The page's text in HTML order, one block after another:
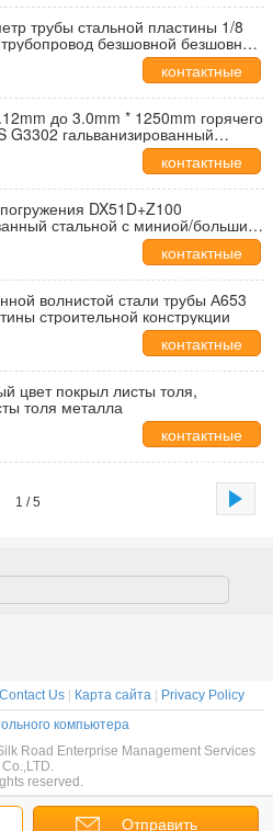
данные
трубы стальной пластины 1/8
безшовной безшовный
контактные
данные
до 3.0mm * 1250mm горячего
G3302 гальванизированный
контактные
данные
DX51D+Z100
стальной с миниой/большим/
подгонял ширину
контактные
данные
волнистой стали трубы А653
строительной конструкции
контактные
данные
цвет покрыл листы толя,
толя металла
контактные
данные
1 / 5
Отправить
Contact Us Карта сайта
Privacy Policy
компьютера
Road Enterprise Management Services
Co.,LTD.
reserved.